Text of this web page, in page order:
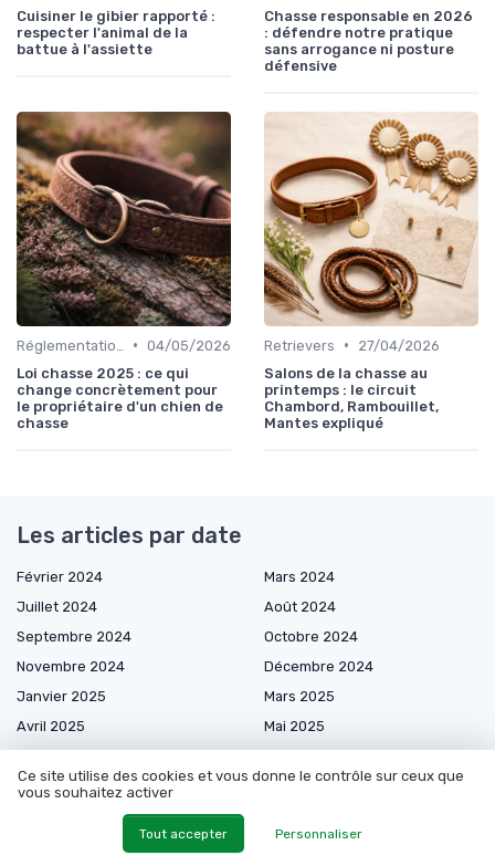
Cuisiner le gibier rapporté :
respecter l'animal de la
battue à l'assiette
Chasse responsable en 2026
: défendre notre pratique
sans arrogance ni posture
défensive
• 04/05/2026
Loi chasse 2025 : ce qui
change concrètement pour
le propriétaire d'un chien de
chasse
Retrievers •
27/04/2026
Salons de la chasse au
printemps : le circuit
Chambord, Rambouillet,
Mantes expliqué
Les articles par date
Février 2024
Mars 2024
Juillet 2024
Août 2024
Septembre 2024
Octobre 2024
Novembre 2024
Décembre 2024
Janvier 2025
Mars 2025
Avril 2025
Mai 2025
Août 2025
Septembre 2025
Décembre 2025
Ce site utilise des cookies et vous donne le contrôle sur ceux que
vous souhaitez activer
Tout accepter Personnaliser